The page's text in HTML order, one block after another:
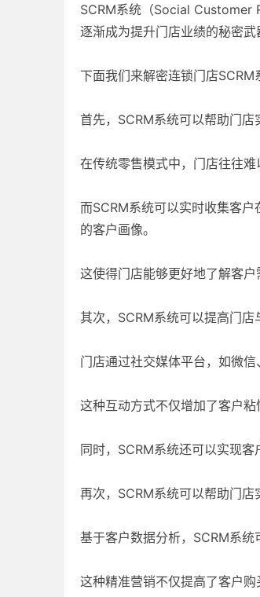
SCRM系统（Social Customer
逐渐成为提升门店业绩的秘密武
下面我们来解密连锁门店SCRM
首先，SCRM系统可以帮助门店
在传统零售模式中，门店往往难
而SCRM系统可以实时收集客
的客户画像。
这使得门店能够更好地了解客户
其次，SCRM系统可以提高门店
门店通过社交媒体平台，如微
这种互动方式不仅增加了客户粘
同时，SCRM系统还可以实现客
再次，SCRM系统可以帮助门店
基于客户数据分析，SCRM系统
这种精准营销不仅提高了客户购